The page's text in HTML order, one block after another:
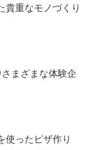
貴重なモノづくり
まざまな体験企
使ったピザ作り